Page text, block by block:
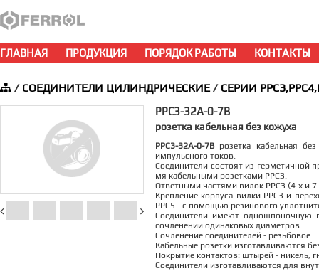
ГЛАВНАЯ ПРОДУКЦИЯ ПОРЯДОК РАБОТЫ КОНТАКТЫ
/ СОЕДИНИТЕЛИ ЦИЛИНДРИЧЕСКИЕ/ СЕРИИ
РРС3-32А-0-7В
розетка кабельная без кожуха
РРС3-32А-0-7Врозетка кабельная
импульсного токов.
Соединители состоят из герметичной
мя кабельными розетками РРСЗ.
Ответными частями вилок РРСЗ (4-х и
Крепление корпуса вилки РРСЗ и
РРС5 - с помощью резинового
Соединители имеют одношпоночную
сочленении одинаковых диаметров.
Сочленение соединителей - резьбовое.
Кабельные розетки изготавливаются
Покрытие контактов: штырей - никель,
Соединители изготавливаются для